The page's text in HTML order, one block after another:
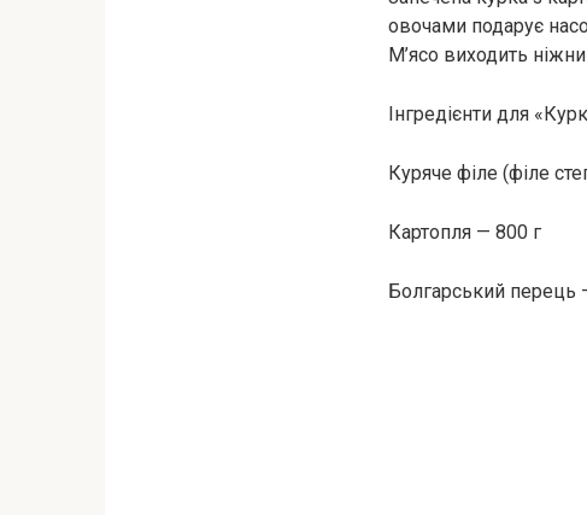
овочами подарує
М’ясо виходить
Інгредієнти для
Куряче філе (філе
Картопля — 800 г
Болгарський перець